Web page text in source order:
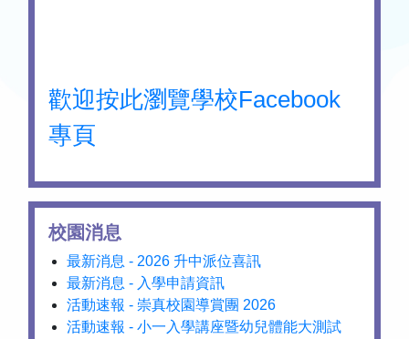
歡迎按此瀏覽學校Facebook
專頁
校園消息
最新消息 - 2026 升中派位喜訊
最新消息 - 入學申請資訊
活動速報 - 崇真校園導賞團 2026
活動速報 - 小一入學講座暨幼兒體能大測試